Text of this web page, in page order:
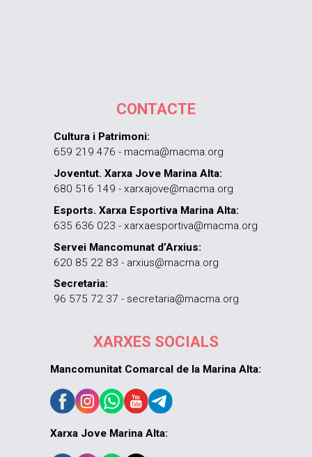
CONTACTE
Cultura i Patrimoni:
659 219 476 - macma@macma.org
Joventut. Xarxa Jove Marina Alta:
680 516 149 - xarxajove@macma.org
Esports. Xarxa Esportiva Marina Alta:
635 636 023 - xarxaesportiva@macma.org
Servei Mancomunat d’Arxius:
620 85 22 83 - arxius@macma.org
Secretaria:
96 575 72 37 - secretaria@macma.org
XARXES SOCIALS
Mancomunitat Comarcal de la Marina Alta:
Xarxa Jove Marina Alta: